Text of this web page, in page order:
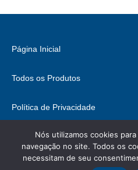
Página Inicial
Todos os Produtos
Política de Privacidade
Fale Conosco
© 2026 Brasil Hobbies - WordPress Theme by
Nós utilizamos cookies
navegação no site. Todos os
necessitam de seu